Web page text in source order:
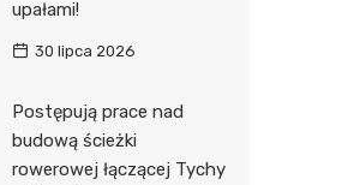
upałami!
30 lipca 2026
Postępują prace nad
budową ścieżki
rowerowej łączącej Tychy